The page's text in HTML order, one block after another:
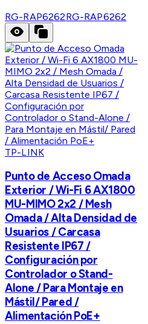
RG-RAP6262RG-RAP6262
TP-LINK
Punto de Acceso Omada
Exterior / Wi-Fi 6 AX1800
MU-MIMO 2x2 / Mesh
Omada / Alta Densidad de
Usuarios / Carcasa
Resistente IP67 /
Configuración por
Controlador o Stand-
Alone / Para Montaje en
Mástil/ Pared /
Alimentación PoE+